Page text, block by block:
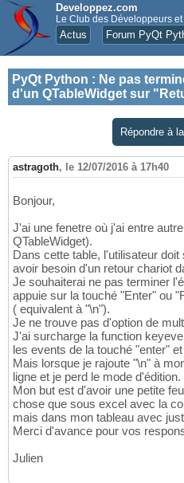
Developpez.com
Le Club des Développeurs et
Actus Forum PyQt
PyQt Python : Ne pas
d'un QTableWidget sur
Répondre à
astragoth, le 12/07/2016 à 17h40
Bonjour,
J'ai une fenetre où j'ai entre
QTableWidget).
Dans cette table, l'utilisateur
avoir besoin d'un retour chariot
Je souhaiterai ne pas terminer
appuie sur la touché "Enter" ou
( equivalent à "\n").
Je ne trouve pas d'option de
J'ai surcharge la function
les events de la touché "enter"
Mais lorsque je rajoute "\n" à
ligne et je perd le mode d'édition.
Mon but est d'avoir une petite
chose que sous excel avec la
mais dans mon tableau avec
Merci d'avance pour vos
Julien